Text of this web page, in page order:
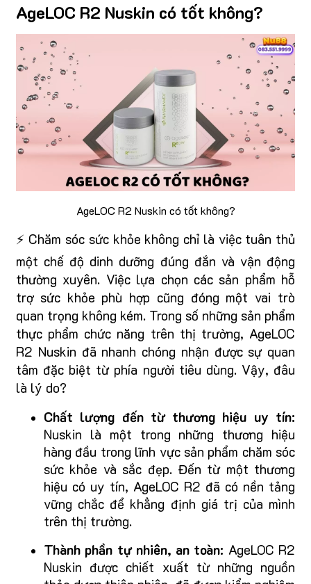
AgeLOC R2 Nuskin có tốt không?
AgeLOC R2 Nuskin có tốt không?
⚡ Chăm sóc sức khỏe không chỉ là việc tuân thủ
một chế độ dinh dưỡng đúng đắn và vận động
thường xuyên. Việc lựa chọn các sản phẩm hỗ
trợ sức khỏe phù hợp cũng đóng một vai trò
quan trọng không kém. Trong số những sản phẩm
thực phẩm chức năng trên thị trường, AgeLOC
R2 Nuskin đã nhanh chóng nhận được sự quan
tâm đặc biệt từ phía người tiêu dùng. Vậy, đâu
là lý do?
Chất lượng đến từ thương hiệu uy tín:
Nuskin là một trong những thương hiệu
hàng đầu trong lĩnh vực sản phẩm chăm sóc
sức khỏe và sắc đẹp. Đến từ một thương
hiệu có uy tín, AgeLOC R2 đã có nền tảng
vững chắc để khẳng định giá trị của mình
trên thị trường.
Thành phần tự nhiên, an toàn: AgeLOC R2
Nuskin được chiết xuất từ những nguồn